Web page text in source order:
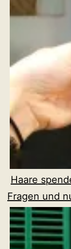
Haare
Fragen und